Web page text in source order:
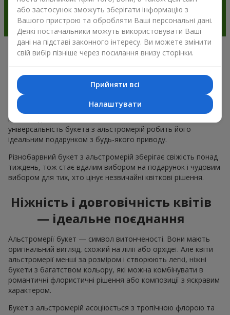
Чому варто вибрати букет з
альстромерії в м.Хотів
Альстромерія квітка — це ніжність і естетика в одному
букеті. Чарівні кольори пелюсток і незвична форма ніжних
квітів подобається багатьом
універсальність букета з альстромерій робить його
ідеальним подарунком з будь-якого приводу.
Різнобарвний букет з альстромерій зберігає свіжість понад
тиждень, тож стає вдалим вибором на подарунок і чудовим
вибором для тих, хто цінує незвичайні квіткові рішення.
Ніжність і довговічність квітів
— ідеальне поєднання
Альстромерії букет — символ витонченості. Вони мають
оригінальний вигляд, схожий на лілії або орхідеї. Але квіти
альстромерії менші за розміром і створюють легкі, ніжні
букети з багатством кольору, які можна комбінувати в
романтичні флористичні рішення або композиції з яскравим
характером.
Букет з альстромерій асоціюється з тропічною флорою та
або застосунок зможуть зберігати інформацію з
Вашого пристрою та обробляти Ваші персональні дані.
Деякі постачальники можуть використовувати Ваші
дані на підставі законного інтересу. Ви можете змінити
свій вибір пізніше через посилання внизу сторінки.
Прийняти всі
Налаштувати